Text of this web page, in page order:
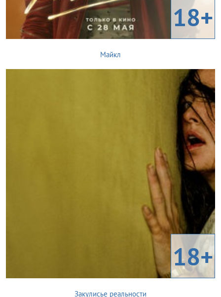
18+
Майкл
18+
Закулисье реальности